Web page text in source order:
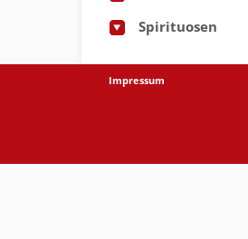
Spirituosen
Impressum